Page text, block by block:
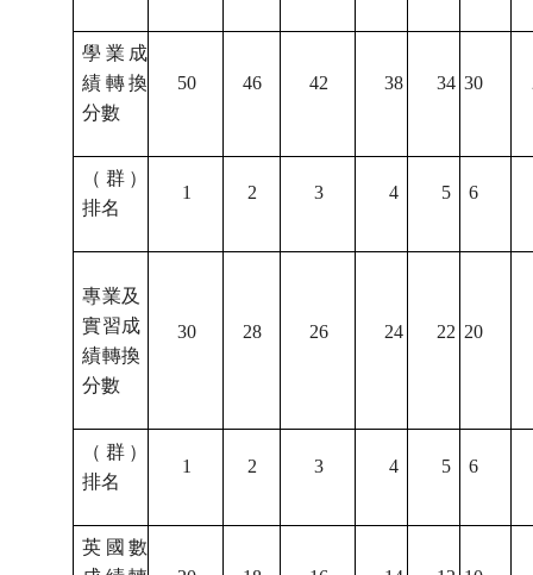
學業成
績轉換
分數
50 46 42 38 34 30
（群）
排名
1 2 3 4 5 6
專業及
實習成
績轉換
分數
30 28 26 24 22 20
（群）
排名
1 2 3 4 5 6
英國數